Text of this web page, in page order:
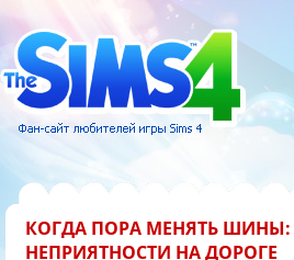
КОГДА ПОРА МЕНЯТЬ ШИНЫ:
НЕПРИЯТНОСТИ НА ДОРОГЕ